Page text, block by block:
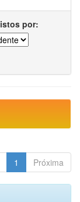
por:
1 Próxima